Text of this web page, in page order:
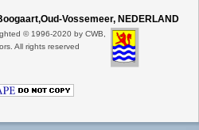
Vossemeer, NEDERLAND
© 1996-2020 by CWB,
All rights reserved